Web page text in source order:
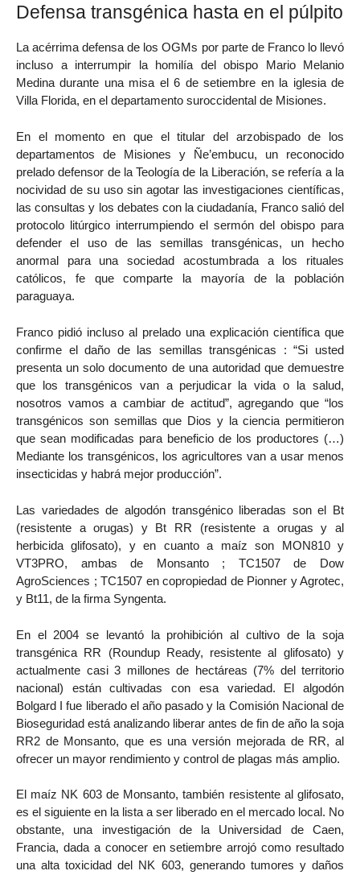
Defensa transgénica hasta en el púlpito
La acérrima defensa de los OGMs por parte de Franco lo llevó
incluso a interrumpir la homilía del obispo Mario Melanio
Medina durante una misa el 6 de setiembre en la iglesia de
Villa Florida, en el departamento suroccidental de Misiones.
En el momento en que el titular del arzobispado de los
departamentos de Misiones y Ñe’embucu, un reconocido
prelado defensor de la Teología de la Liberación, se refería a la
nocividad de su uso sin agotar las investigaciones científicas,
las consultas y los debates con la ciudadanía, Franco salió del
protocolo litúrgico interrumpiendo el sermón del obispo para
defender el uso de las semillas transgénicas, un hecho
anormal para una sociedad acostumbrada a los rituales
católicos, fe que comparte la mayoría de la población
paraguaya.
Franco pidió incluso al prelado una explicación científica que
confirme el daño de las semillas transgénicas : “Si usted
presenta un solo documento de una autoridad que demuestre
que los transgénicos van a perjudicar la vida o la salud,
nosotros vamos a cambiar de actitud”, agregando que “los
transgénicos son semillas que Dios y la ciencia permitieron
que sean modificadas para beneficio de los productores (…)
Mediante los transgénicos, los agricultores van a usar menos
insecticidas y habrá mejor producción”.
Las variedades de algodón transgénico liberadas son el Bt
(resistente a orugas) y Bt RR (resistente a orugas y al
herbicida glifosato), y en cuanto a maíz son MON810 y
VT3PRO, ambas de Monsanto ; TC1507 de Dow
AgroSciences ; TC1507 en copropiedad de Pionner y Agrotec,
y Bt11, de la firma Syngenta.
En el 2004 se levantó la prohibición al cultivo de la soja
transgénica RR (Roundup Ready, resistente al glifosato) y
actualmente casi 3 millones de hectáreas (7% del territorio
nacional) están cultivadas con esa variedad. El algodón
Bolgard I fue liberado el año pasado y la Comisión Nacional de
Bioseguridad está analizando liberar antes de fin de año la soja
RR2 de Monsanto, que es una versión mejorada de RR, al
ofrecer un mayor rendimiento y control de plagas más amplio.
El maíz NK 603 de Monsanto, también resistente al glifosato,
es el siguiente en la lista a ser liberado en el mercado local. No
obstante, una investigación de la Universidad de Caen,
Francia, dada a conocer en setiembre arrojó como resultado
una alta toxicidad del NK 603, generando tumores y daños